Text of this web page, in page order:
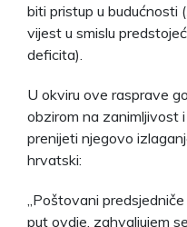
biti pristup u budućnosti
vijest u smislu
deficita).
U okviru ove rasprave
obzirom na zanimljivost
prenijeti njegovo
hrvatski:
„Poštovani
put ovdje, zahvaljujem